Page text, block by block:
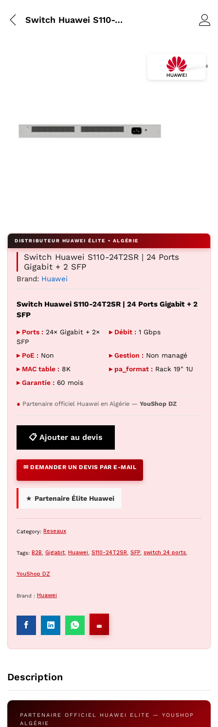
Switch Huawei S110-24T2SR | 24 Ports Gigabit + 2 SFP
Switch Huawei S110-24T2SR | 24 Ports
Gigabit + 2 SFP
Brand: Huawei
Switch Huawei S110-24T2SR | 24 Ports Gigabit + 2
SFP
▸ Ports : 24× Gigabit + 2×
SFP
▸ Débit : 1 Gbps
▸ PoE : Non ▸ Gestion : Non managé
▸ MAC table : 8K ▸ pa_format : Rack 19" 1U
▸ Garantie : 60 mois
● Partenaire officiel Huawei en Algérie — YouShop DZ
📋 Ajouter au devis
✉ DEMANDER UN DEVIS PAR E-MAIL
★ Partenaire Élite Huawei
Category: Reseaux
Tags: B2B, Gigabit, Huawei, S110-24T2SR, SFP, switch 24 ports,
YouShop DZ
Brand : Huawei
Description
PARTENAIRE OFFICIEL HUAWEI ELITE — YOUSHOP
ALGÉRIE